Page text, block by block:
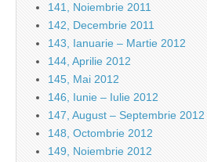
141, Noiembrie 2011
142, Decembrie 2011
143, Ianuarie – Martie 2012
144, Aprilie 2012
145, Mai 2012
146, Iunie – Iulie 2012
147, August – Septembrie 2012
148, Octombrie 2012
149, Noiembrie 2012